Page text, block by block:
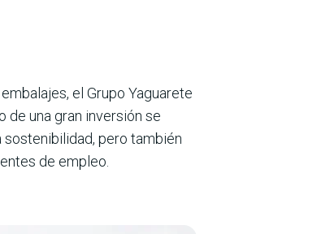
el Grupo Yaguarete
de una gran inversión se
pero también
de empleo.